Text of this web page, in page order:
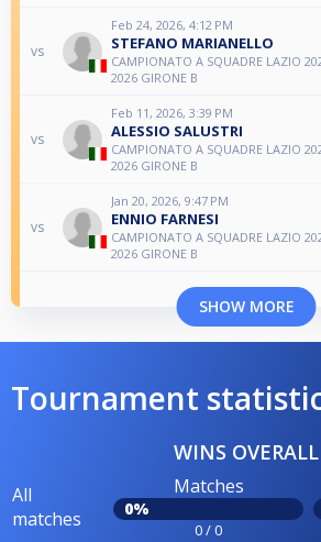
vs
Feb 24, 2026, 4:12 PM
STEFANO MARIANELLO
CAMPIONATO A SQUADRE LAZIO
2026 GIRONE B
vs
Feb 11, 2026, 3:39 PM
ALESSIO SALUSTRI
CAMPIONATO A SQUADRE LAZIO
2026 GIRONE B
vs
Jan 20, 2026, 9:47 PM
ENNIO FARNESI
CAMPIONATO A SQUADRE LAZIO
2026 GIRONE B
SHOW MORE
Tournament
WINS OVERALL
All
matches
Matches
0%
0 / 0